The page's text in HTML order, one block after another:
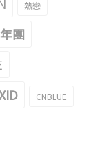
熱戀
團
CNBLUE